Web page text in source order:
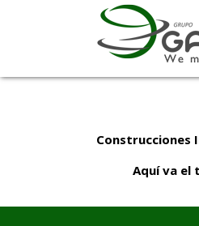
Construcciones
Aquí va el